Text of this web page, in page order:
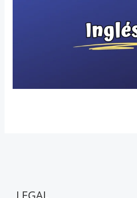
LEGAL